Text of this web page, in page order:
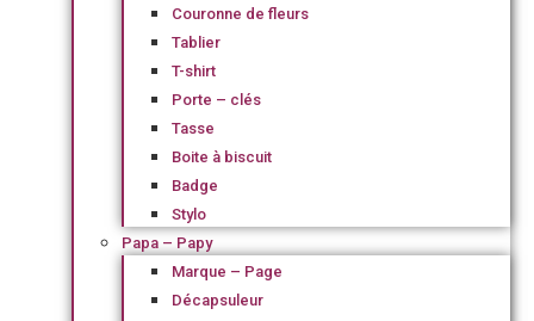
Couronne de fleurs
Tablier
T-shirt
Porte – clés
Tasse
Boite à biscuit
Badge
Stylo
Papa – Papy
Marque – Page
Décapsuleur